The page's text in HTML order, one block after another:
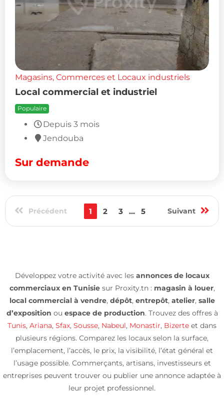
Magasins, Commerces et Locaux industriels
Local commercial et industriel
Populaire
Depuis 3 mois
Jendouba
Sur demande
Précédent 1 2 3 ... 5 Suivant
Développez votre activité avec les annonces de locaux
commerciaux en Tunisiesur Proxity.tn : magasin à louer,
local commercial à vendre, dépôt, entrepôt, atelier, salle
d’exposition ou espace de production. Trouvez des offres à
Tunis, Ariana, Sfax, Sousse, Nabeul, Monastir, Bizerte et dans
plusieurs régions. Comparez les locaux selon la surface,
l’emplacement, l’accès, le prix, la visibilité, l’état général et
l’usage possible. Commerçants, artisans, investisseurs et
entreprises peuvent trouver ou publier une annonce adaptée à
leur projet professionnel.